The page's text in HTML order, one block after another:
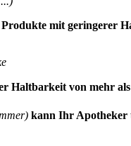
mit geringerer
Haltbarkeit von mehr
kann Ihr Apotheker